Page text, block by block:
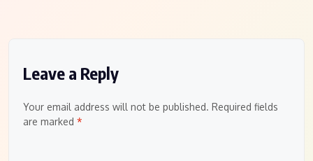
Leave a Reply
Your email address will not be published. Required fields
are marked *